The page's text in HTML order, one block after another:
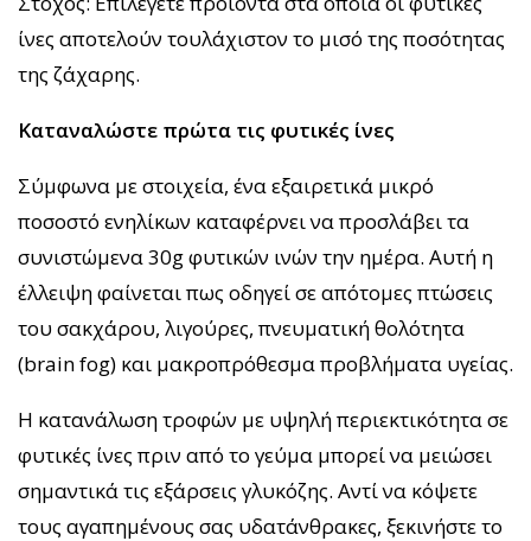
ίνες αποτελούν τουλάχιστον το μισό της ποσότητας
της ζάχαρης.
Καταναλώστε πρώτα τις φυτικές ίνες
Σύμφωνα με στοιχεία, ένα εξαιρετικά μικρό
ποσοστό ενηλίκων καταφέρνει να προσλάβει τα
συνιστώμενα 30g φυτικών ινών την ημέρα. Αυτή η
έλλειψη φαίνεται πως οδηγεί σε απότομες πτώσεις
του σακχάρου, λιγούρες, πνευματική θολότητα
(brain fog) και μακροπρόθεσμα προβλήματα υγείας.
Η κατανάλωση τροφών με υψηλή περιεκτικότητα σε
φυτικές ίνες πριν από το γεύμα μπορεί να μειώσει
σημαντικά τις εξάρσεις γλυκόζης. Αντί να κόψετε
τους αγαπημένους σας υδατάνθρακες, ξεκινήστε το